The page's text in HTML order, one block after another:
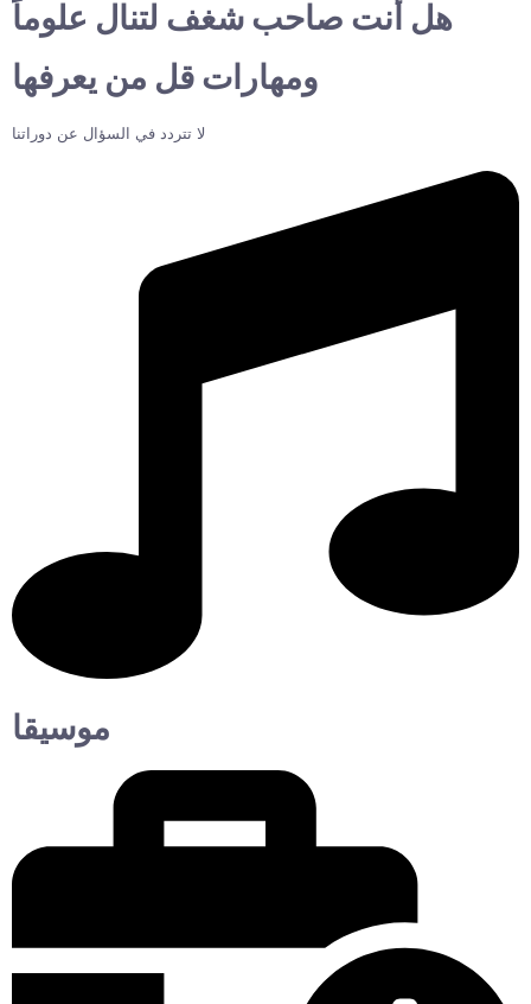
هل أنت صاحب شغف لتنال علوماً
ومهارات قل من يعرفها
لا تتردد في السؤال عن دوراتنا
موسيقا